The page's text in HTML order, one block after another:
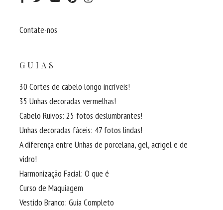
Contate-nos
GUIAS
30 Cortes de cabelo longo incríveis!
35 Unhas decoradas vermelhas!
Cabelo Ruivos: 25 fotos deslumbrantes!
Unhas decoradas fáceis: 47 fotos lindas!
A diferença entre Unhas de porcelana, gel, acrigel e de
vidro!
Harmonização Facial: O que é
Curso de Maquiagem
Vestido Branco: Guia Completo